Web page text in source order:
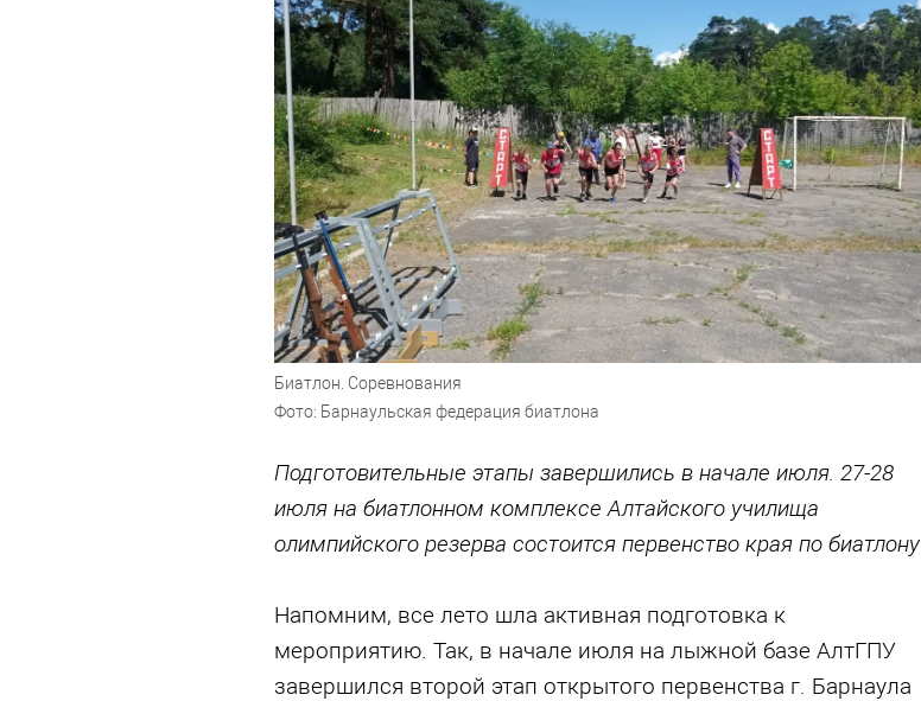
Биатлон. Соревнования
Фото: Барнаульская федерация биатлона
Подготовительные этапы завершились в начале июля. 27-28
июля на биатлонном комплексе Алтайского училища
олимпийского резерва состоится первенство края по биатлону
Напомним, все лето шла активная подготовка к
мероприятию. Так, в начале июля на лыжной базе АлтГПУ
завершился второй этап открытого первенства г. Барнаула